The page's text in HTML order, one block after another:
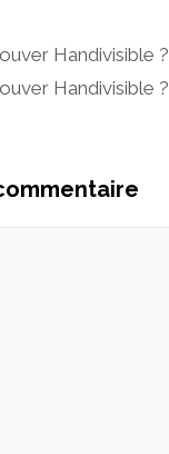
Handivisible ?
Handivisible ?